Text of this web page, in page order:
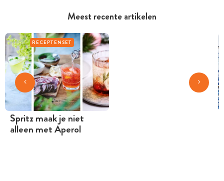
Meest recente artikelen
RECEPTENSET
Spritz maak je niet
alleen met Aperol